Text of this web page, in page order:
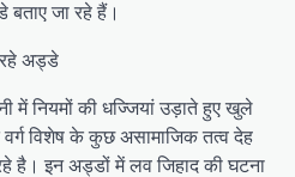
जा रहे हैं।
रहे अड्डे
में नियमों की धज्जियां उड़ाते हुए खुले
विशेष के कुछ असामाजिक तत्व देह
है। इन अड्डों में लव जिहाद की घटना